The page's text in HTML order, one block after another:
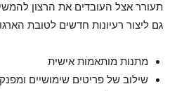
תעורר אצל העובדים את הרצון
גם ליצור רעיונות חדשים לטובת
מתנות מותאמות אישית
שילוב של פריטים שימושיים